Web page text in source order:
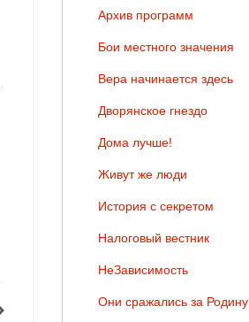
Архив программ
Бои местного значения
Вера начинается здесь
Дворянское гнездо
Дома лучше!
Живут же люди
История с секретом
Налоговый вестник
НеЗависимость
Они сражались за Родину